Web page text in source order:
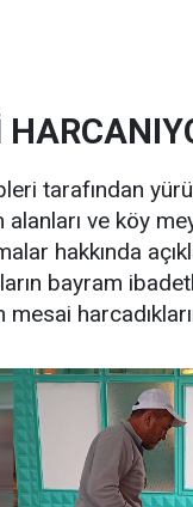
tarafından
ve köy
hakkında
bayram